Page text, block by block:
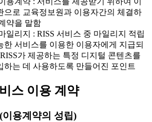
으로 교육정보원과 이용자간의 체결하
약을 말함
일리지 : RISS 서비스 중 마일리지 적립
한 서비스를 이용한 이용자에게 지급되
가 제공하는 특정 디지털 콘텐츠를
하는 데 사용하도록 만들어진 포인트
스 이용 계약
이용계약의 성립)